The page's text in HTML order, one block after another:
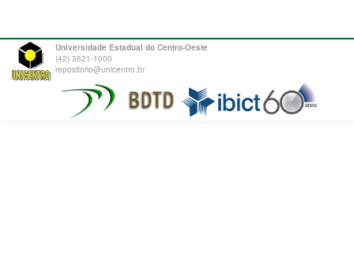
Universidade Estadual do Centro-Oeste
(42) 3621-1000
repositorio@unicentro.br